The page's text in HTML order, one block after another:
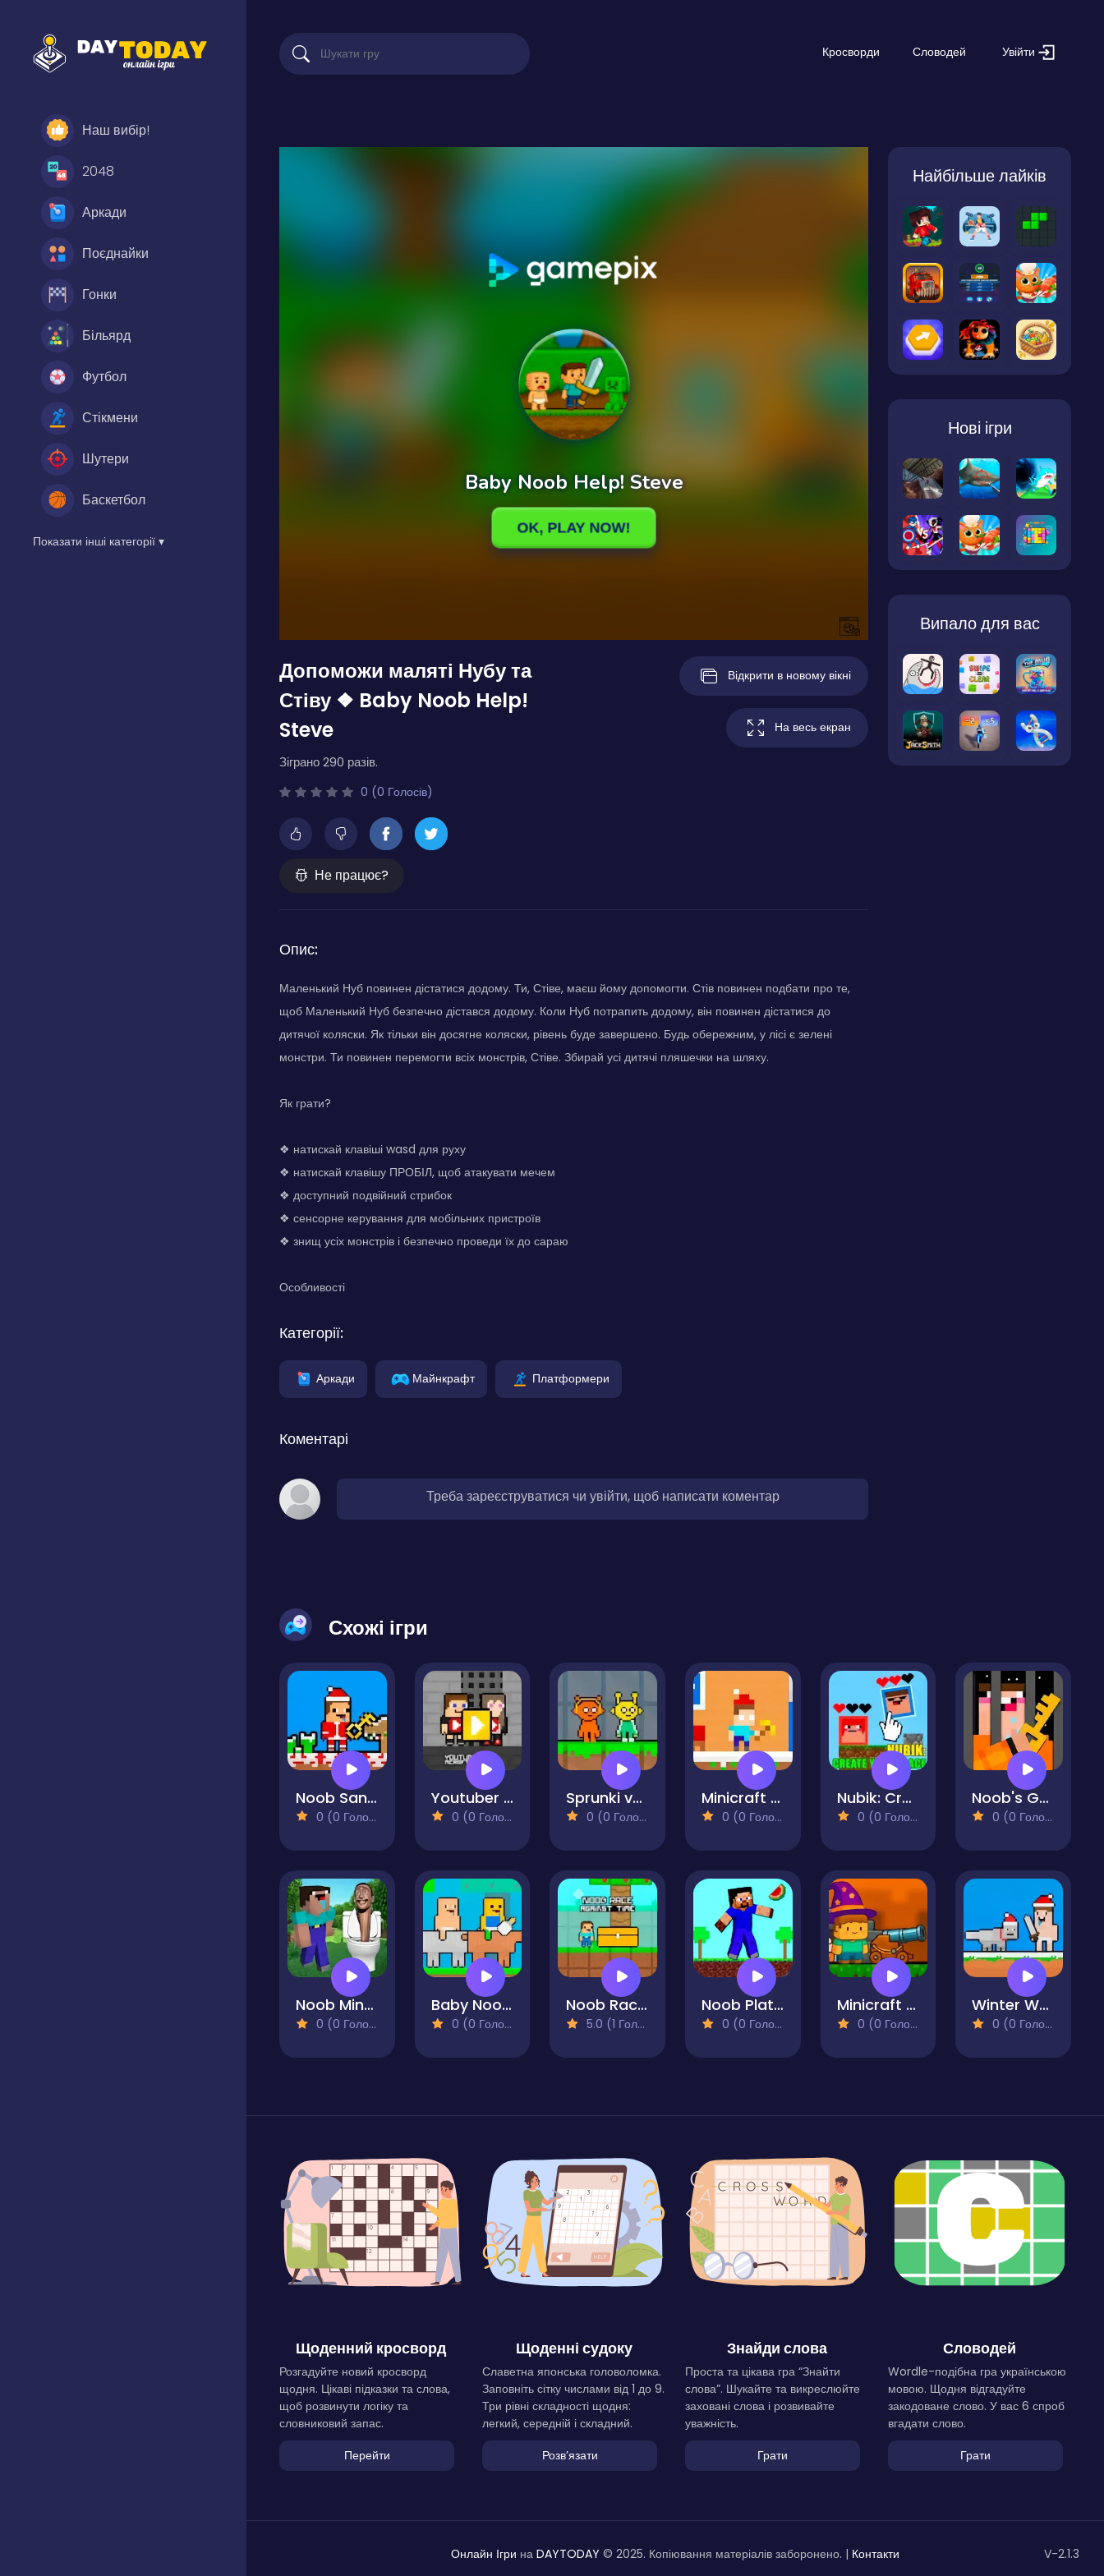
Наш вибір!
2048
Аркади
Поєднайки
Гонки
Більярд
Футбол
Стікмени
Шутери
Баскетбол
Показати інші категорії ▾
Кросворди Словодей Увійти
Допоможи маляті Нубу та
Стіву ❖ Baby Noob Help!
Steve
Зіграно 290 разів.
0 (0 Голосів)
Не працює?
Відкрити в новому вікні
На весь екран
Опис:
Маленький Нуб повинен дістатися додому. Ти, Стіве, маєш йому допомогти. Стів повинен подбати про те,
щоб Маленький Нуб безпечно дістався додому. Коли Нуб потрапить додому, він повинен дістатися до
дитячої коляски. Як тільки він досягне коляски, рівень буде завершено. Будь обережним, у лісі є зелені
монстри. Ти повинен перемогти всіх монстрів, Стіве. Збирай усі дитячі пляшечки на шляху.
Як грати?
❖ натискай клавіші wasd для руху
❖ натискай клавішу ПРОБІЛ, щоб атакувати мечем
❖ доступний подвійний стрибок
❖ сенсорне керування для мобільних пристроїв
❖ знищ усіх монстрів і безпечно проведи їх до сараю
Особливості
Категорії:
Аркади Майнкрафт Платформери
Коментарі
Треба зареєструватися чи увійти, щоб написати коментар
Найбільше лайків
Нові ігри
Випало для вас
Схожі ігри
Noob Santa Christmas
0 (0 Голосів)
Youtuber Mcraft 2Player
0 (0 Голосів)
Sprunki vs MCCraft
0 (0 Голосів)
Minicraft Winterblock
0 (0 Голосів)
Nubik: Create your Place
0 (0 Голосів)
Noob's Great Escape
0 (0 Голосів)
Noob Mineblox Hunt Skibidi Toilet
0 (0 Голосів)
Baby Noob vs Baby Obby Horse
0 (0 Голосів)
Noob Race Against Time
5.0 (1 Голосів)
Noob Platform Adventure
0 (0 Голосів)
Minicraft Bedwars
0 (0 Голосів)
Winter Wolf
0 (0 Голосів)
Щоденний кросворд
Розгадуйте новий кросворд
щодня. Цікаві підказки та слова,
щоб розвинути логіку та
словниковий запас.
Перейти
Щоденні судоку
Славетна японська головоломка.
Заповніть сітку числами від 1 до 9.
Три рівні складності щодня:
легкий, середній і складний.
Розвʼязати
Знайди слова
Проста та цікава гра “Знайти
слова”. Шукайте та викреслюйте
заховані слова і розвивайте
уважність.
Грати
Словодей
Wordle-подібна гра українською
мовою. Щодня відгадуйте
закодоване слово. У вас 6 спроб
вгадати слово.
Грати
Онлайн Ігри на DAYTODAY © 2025. Копіювання матеріалів заборонено. | Контакти V-2.1.3